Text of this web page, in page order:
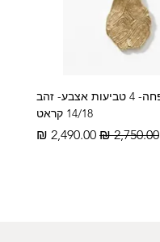
עלה משפחה- 4 טביעות אצבע- זהב
14/18 קראט
מחיר רגיל מחיר מבצע